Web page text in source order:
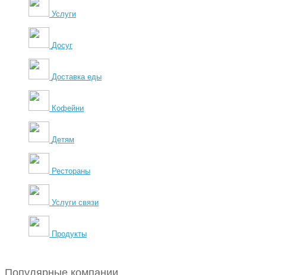
Услуги
Досуг
Доставка еды
Кофейни
Детям
Рестораны
Услуги связи
Продукты
Популярные компании